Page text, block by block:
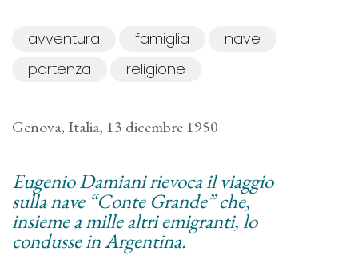
avventura famiglia
nave
partenza
religione
Genova, Italia, 13 dicembre 1950
Eugenio Damiani rievoca il viaggio
sulla nave “Conte Grande” che,
insieme a mille altri emigranti, lo
condusse in Argentina.